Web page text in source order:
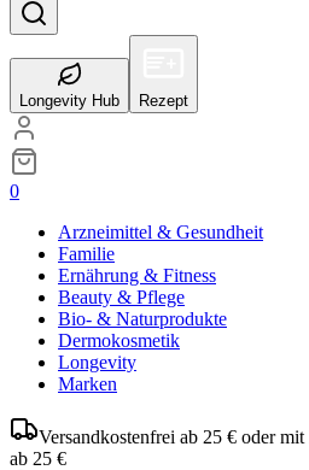
Longevity Hub Rezept
0
Arzneimittel & Gesundheit
Familie
Ernährung & Fitness
Beauty & Pflege
Bio- & Naturprodukte
Dermokosmetik
Longevity
Marken
Versandkostenfrei ab 25 € oder
ab 25 €